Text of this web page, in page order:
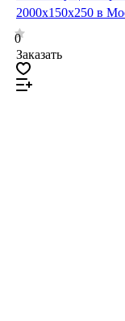
2000х150х250 в
0
Заказать